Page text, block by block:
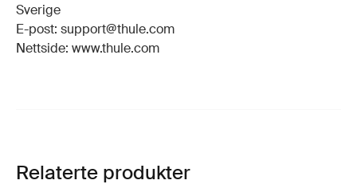
Sverige
E-post: support@thule.com
Nettside: www.thule.com
Relaterte produkter